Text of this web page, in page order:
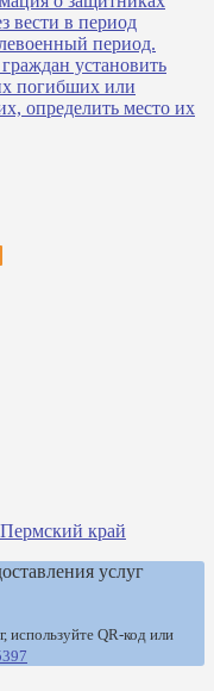
край
услуг
используйте QR-код или